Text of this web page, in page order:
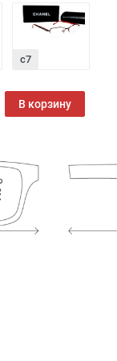
с7
В корзину